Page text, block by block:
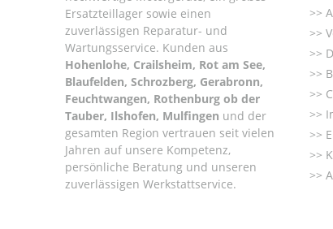
Ersatzteillager sowie einen
zuverlässigen Reparatur- und
Wartungsservice. Kunden aus
Hohenlohe, Crailsheim, Rot am See,
Blaufelden, Schrozberg, Gerabronn,
Feuchtwangen, Rothenburg ob der
Tauber, Ilshofen, Mulfingen und der
gesamten Region vertrauen seit vielen
Jahren auf unsere Kompetenz,
persönliche Beratung und unseren
zuverlässigen Werkstattservice.